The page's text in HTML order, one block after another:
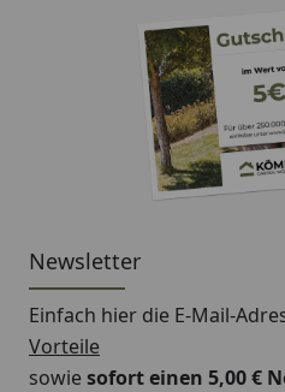
Fußbodenbretter
18
Lagerhölzer
Dacheindeckung
auf
Newsletter
Einfach hier die E-Mail-
Vorteile
sowiesofort einen 5,00 €